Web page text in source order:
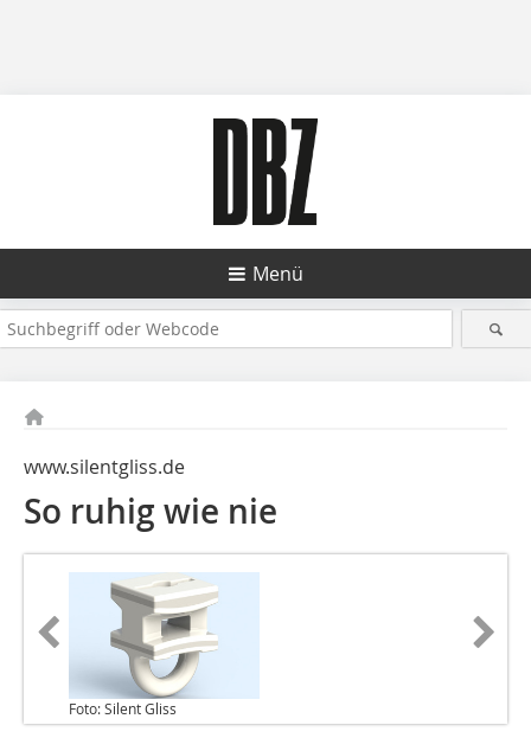
Menü
www.silentgliss.de
So ruhig wie nie
Foto: Silent Gliss